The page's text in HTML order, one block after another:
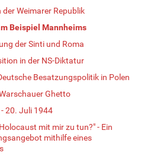
der Weimarer Republik
Beispiel Mannheims
der Sinti und Roma
in der NS-Diktatur
Besatzungspolitik in Polen
Ghetto
20. Juli 1944
mit mir zu tun?" - Ein
mithilfe eines